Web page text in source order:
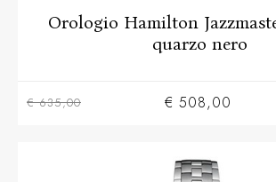
Orologio Hamilton
quarzo nero
€ 635,00 € 508,00